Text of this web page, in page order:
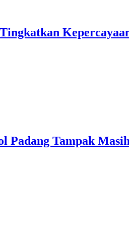
Tampak